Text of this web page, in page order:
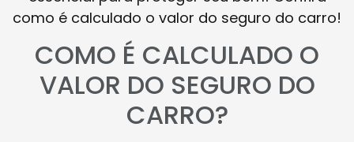
como é calculado o valor do seguro do carro!
COMO É CALCULADO O
VALOR DO SEGURO DO
CARRO?